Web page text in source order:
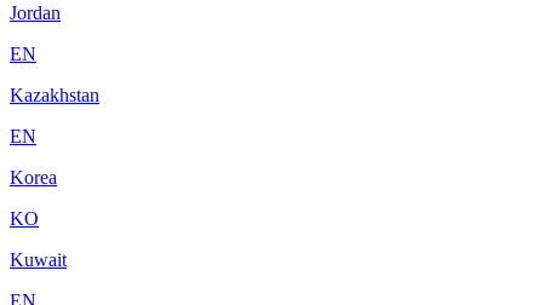
Jordan
EN
Kazakhstan
EN
Korea
KO
Kuwait
EN